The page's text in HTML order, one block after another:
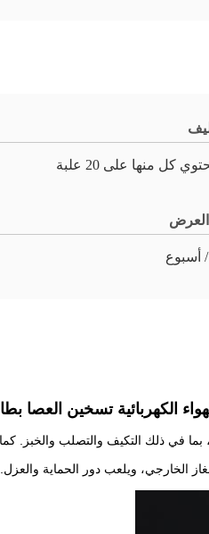
كل منها على 20 علبة
العرض
في ذلك التكيف والتصلب والخبز.
الخارجي، ويلعب دور الحماية والعزل.